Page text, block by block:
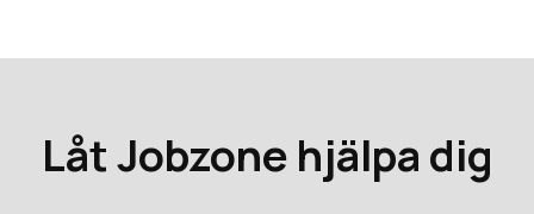
Låt Jobzone hjälpa dig